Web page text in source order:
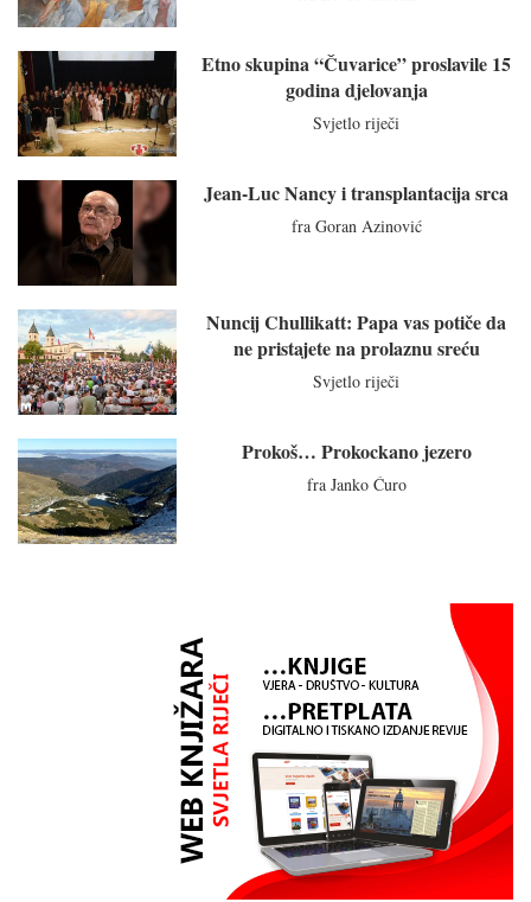
Etno skupina “Čuvarice” proslavile 15
godina djelovanja
Svjetlo riječi
Jean-Luc Nancy i transplantacija srca
fra Goran Azinović
Nuncij Chullikatt: Papa vas potiče da
ne pristajete na prolaznu sreću
Svjetlo riječi
Prokoš… Prokockano jezero
fra Janko Ćuro